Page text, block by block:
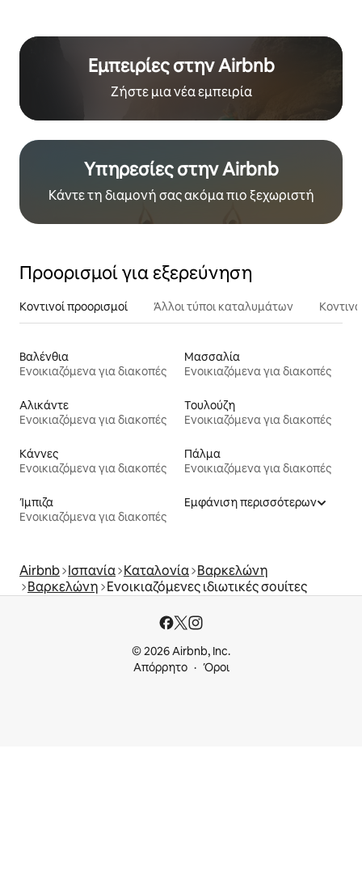
Εμπειρίες στην Airbnb
Ζήστε μια νέα εμπειρία
Υπηρεσίες στην Airbnb
Κάντε τη διαμονή σας ακόμα πιο ξεχωριστή
Προορισμοί για εξερεύνηση
Κοντινοί προορισμοί Άλλοι τύποι καταλυμάτων
Βαλένθια
Ενοικιαζόμενα για διακοπές
Μασσαλία
Ενοικιαζόμενα για διακοπές
Αλικάντε
Ενοικιαζόμενα για διακοπές
Τουλούζη
Ενοικιαζόμενα για διακοπές
Κάννες
Ενοικιαζόμενα για διακοπές
Πάλμα
Ενοικιαζόμενα για διακοπές
Ίμπιζα
Ενοικιαζόμενα για διακοπές
Εμφάνιση περισσότερων
Airbnb Ισπανία Καταλονία Βαρκελώνη
Βαρκελώνη Ενοικιαζόμενες ιδιωτικές σουίτες
© 2026 Airbnb, Inc.
Απόρρητο
Όροι